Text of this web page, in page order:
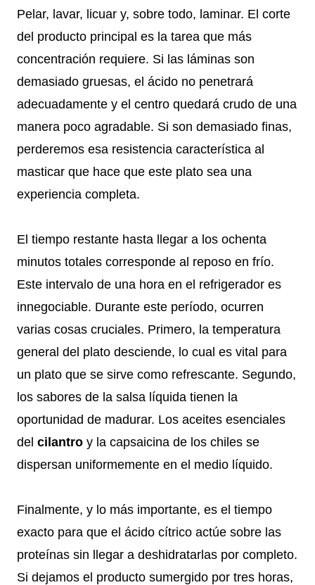
Pelar, lavar, licuar y, sobre todo, laminar. El corte
del producto principal es la tarea que más
concentración requiere. Si las láminas son
demasiado gruesas, el ácido no penetrará
adecuadamente y el centro quedará crudo de una
manera poco agradable. Si son demasiado finas,
perderemos esa resistencia característica al
masticar que hace que este plato sea una
experiencia completa.
El tiempo restante hasta llegar a los ochenta
minutos totales corresponde al reposo en frío.
Este intervalo de una hora en el refrigerador es
innegociable. Durante este período, ocurren
varias cosas cruciales. Primero, la temperatura
general del plato desciende, lo cual es vital para
un plato que se sirve como refrescante. Segundo,
los sabores de la salsa líquida tienen la
oportunidad de madurar. Los aceites esenciales
del cilantro y la capsaicina de los chiles se
dispersan uniformemente en el medio líquido.
Finalmente, y lo más importante, es el tiempo
exacto para que el ácido cítrico actúe sobre las
proteínas sin llegar a deshidratarlas por completo.
Si dejamos el producto sumergido por tres horas,